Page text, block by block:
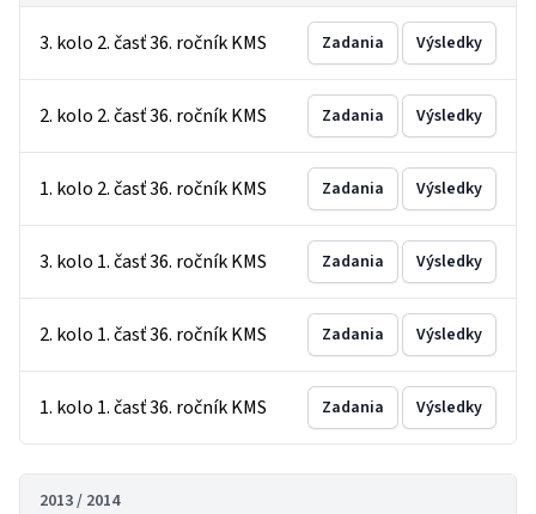
3. kolo 2. časť 36. ročník KMS Zadania Výsledky
2. kolo 2. časť 36. ročník KMS Zadania Výsledky
1. kolo 2. časť 36. ročník KMS Zadania Výsledky
3. kolo 1. časť 36. ročník KMS Zadania Výsledky
2. kolo 1. časť 36. ročník KMS Zadania Výsledky
1. kolo 1. časť 36. ročník KMS Zadania Výsledky
2013 / 2014